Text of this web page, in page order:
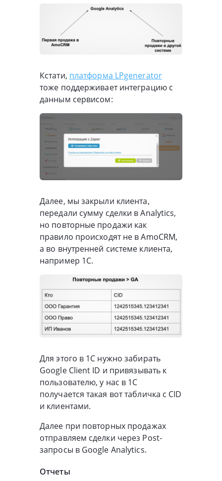
Кстати, платформа LPgenerator
тоже поддерживает интеграцию с
данным сервисом:
Далее, мы закрыли клиента,
передали сумму сделки в Analytics,
но повторные продажи как
правило происходят не в AmoCRM,
а во внутренней системе клиента,
например 1C.
Для этого в 1C нужно забирать
Google Client ID и привязывать к
пользователю, у нас в 1C
получается такая вот табличка с CID
и клиентами.
Далее при повторных продажах
отправляем сделки через Post-
запросы в Google Analytics.
Отчеты